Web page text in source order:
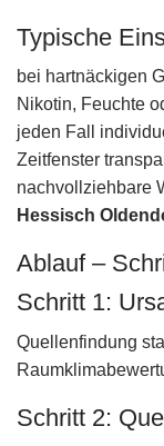
Typische
bei hartnäckigen
Nikotin, Feuchte
jeden Fall
Zeitfenster
nachvollziehbare
Hessisch
Ablauf –
Schritt 1:
Quellenfindung
Schritt 2: